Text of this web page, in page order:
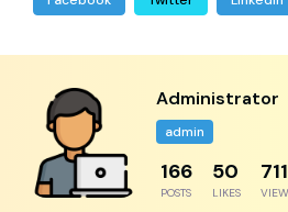
Administrator
admin
217
POSTS
65
LIKES VIEWS